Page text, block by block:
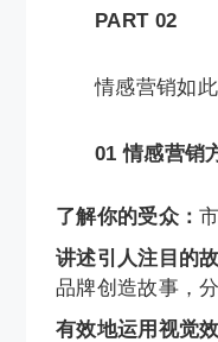
PART 02
情感营销如
01 情感营销
了解你的受众：
讲述引人注目的
品牌创造故事，
有效地运用视觉